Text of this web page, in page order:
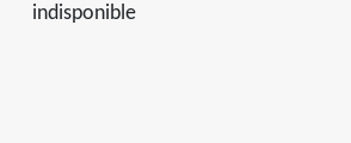
indisponible